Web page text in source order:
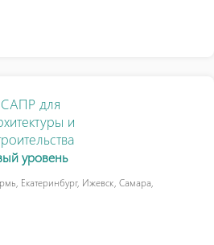
САПР для
и
уровень
Екатеринбург, Ижевск, Самара,